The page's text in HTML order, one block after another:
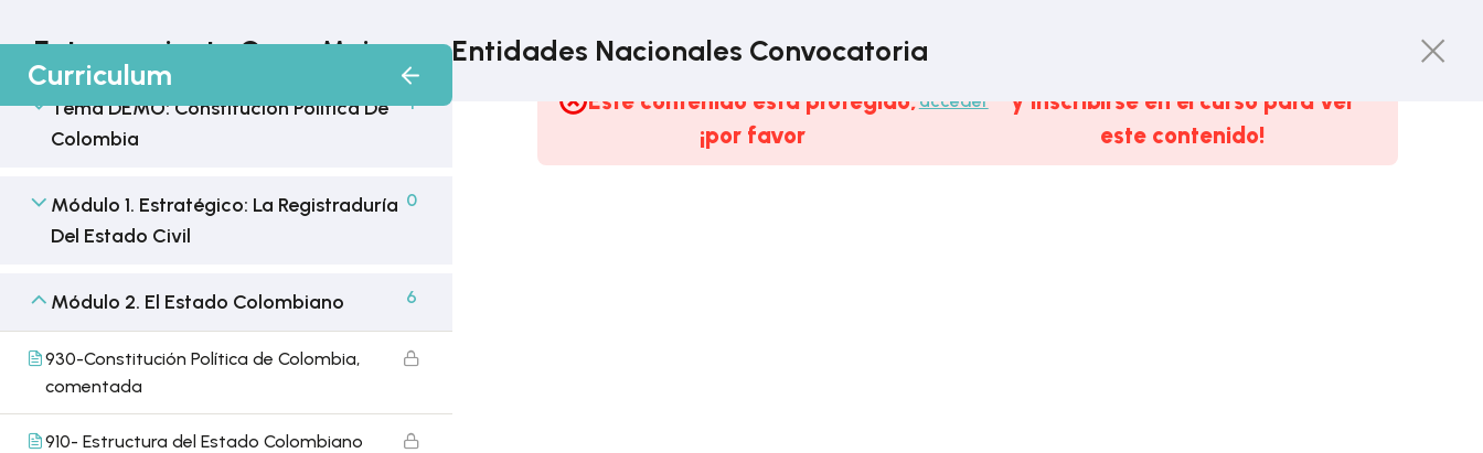
Tema DEMO: Constitución Política De
Colombia
1
Módulo 1. Estratégico: La Registraduría
Del Estado Civil
0
Módulo 2. El Estado Colombiano 6
930-Constitución Política de Colombia,
comentada
910- Estructura del Estado Colombiano
Entrenamiento CorpoMojana y Entidades Nacionales Convocatoria
Curriculum
Este contenido está protegido,
¡por favor
acceder
y inscribirse en el curso para ver
este contenido!